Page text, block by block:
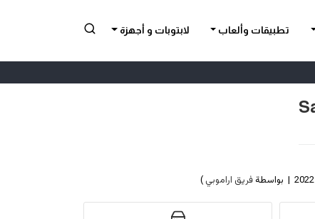
تطبيقات وألعاب لابتوبات و أجهزة
فريق اراموبي )